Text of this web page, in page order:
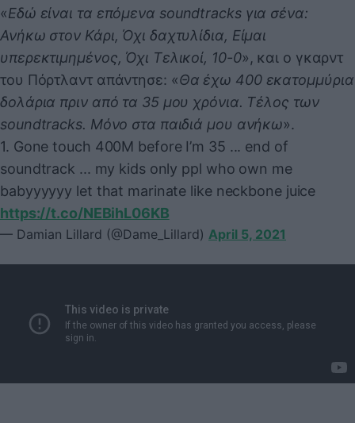
«Εδώ είναι τα επόμενα soundtracks για σένα:
Ανήκω στον Κάρι, Όχι δαχτυλίδια, Είμαι
υπερεκτιμημένος, Όχι Τελικοί, 10-0», και ο γκαρντ
του Πόρτλαντ απάντησε: «Θα έχω 400 εκατομμύρια
δολάρια πριν από τα 35 μου χρόνια. Τέλος των
soundtracks. Μόνο στα παιδιά μου ανήκω».
1. Gone touch 400M before I’m 35 ... end of
soundtrack ... my kids only ppl who own me
babyyyyyy let that marinate like neckbone juice
https://t.co/NEBihL06KB
— Damian Lillard (@Dame_Lillard) April 5, 2021